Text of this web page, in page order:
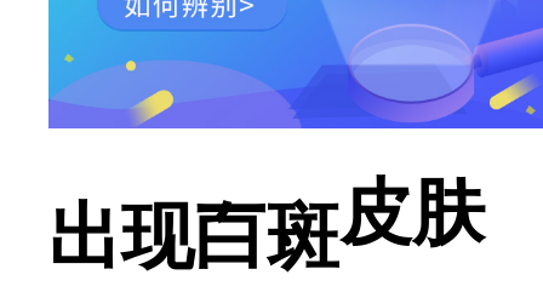
一、皮肤
出现白斑